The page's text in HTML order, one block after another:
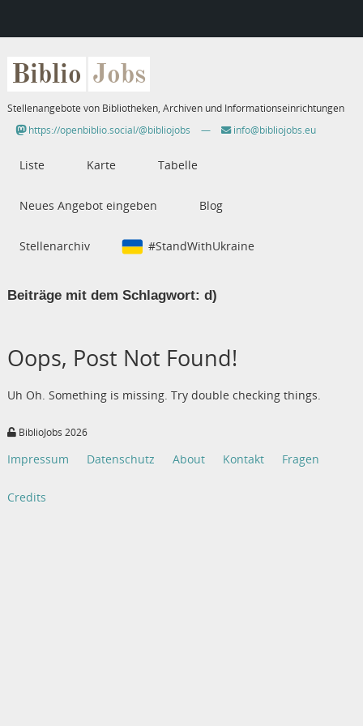
Biblio Jobs
Stellenangebote von Bibliotheken, Archiven und Informationseinrichtungen
https://openbiblio.social/@bibliojobs
— info@bibliojobs.eu
Liste Karte Tabelle
Neues Angebot eingeben Blog
Stellenarchiv #StandWithUkraine
Beiträge mit dem Schlagwort: d)
Oops, Post Not Found!
Uh Oh. Something is missing. Try double checking things.
BiblioJobs 2026
Impressum Datenschutz About Kontakt Fragen
Credits